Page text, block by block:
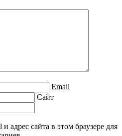
Email
Сайт
адрес сайта в этом браузере для